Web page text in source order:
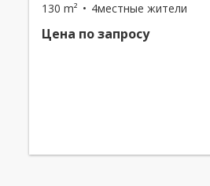
130 m² 4местные жители
Цена по запросу